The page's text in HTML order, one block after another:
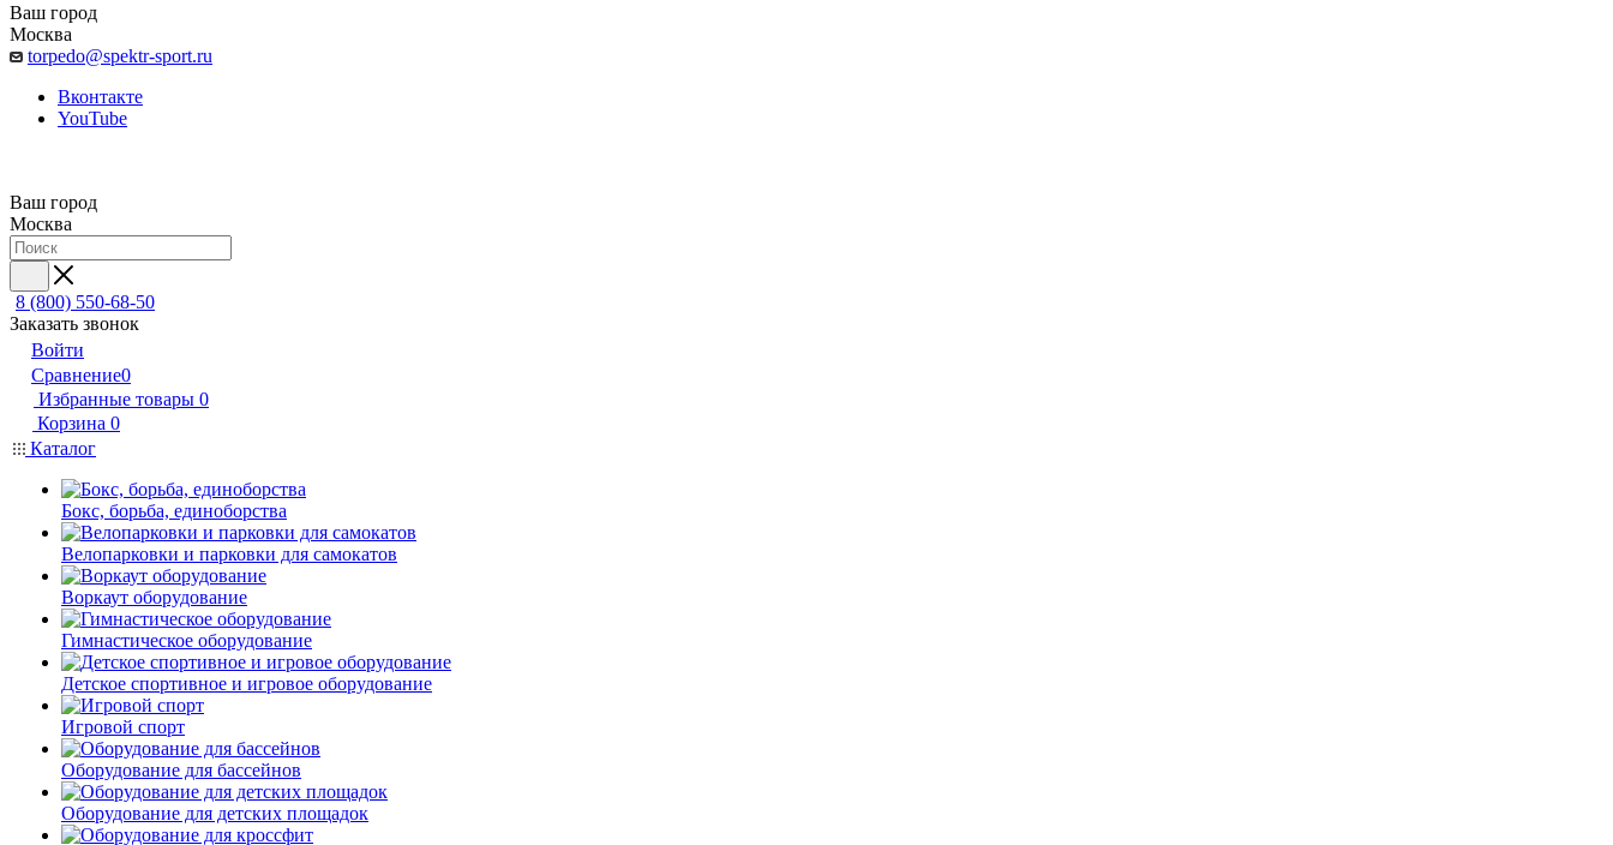
Ваш город
Москва
torpedo@spektr-sport.ru
Вконтакте
YouTube
Ваш город
Москва
8 (800) 550-68-50
Заказать звонок
Войти
Сравнение0
Избранные товары 0
Корзина 0
Каталог
Бокс, борьба, единоборства
Велопарковки и парковки для самокатов
Воркаут оборудование
Гимнастическое оборудование
Детское спортивное и игровое оборудование
Игровой спорт
Оборудование для бассейнов
Оборудование для детских площадок